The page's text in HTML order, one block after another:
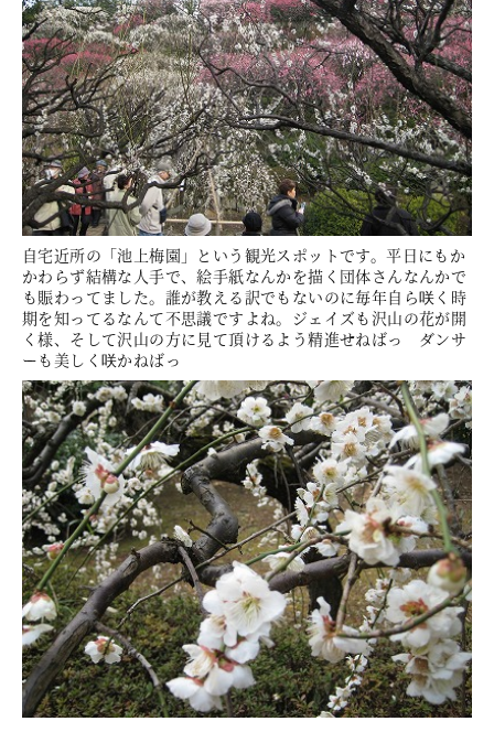
自宅近所の「池上梅園」という観光スポットです。平日にもか
かわらず結構な人手で、絵手紙なんかを描く団体さんなんかで
も賑わってました。誰が教える訳でもないのに毎年自ら咲く時
期を知ってるなんて不思議ですよね。ジェイズも沢山の花が開
く様、そして沢山の方に見て頂けるよう精進せねばっ ダンサ
ーも美しく咲かねばっ